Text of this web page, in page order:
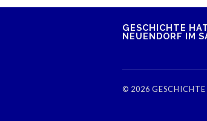
GESCHICHTE
NEUENDORF IM
© 2026